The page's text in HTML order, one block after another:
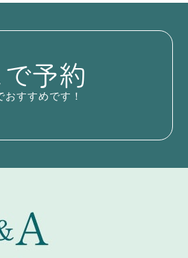
予約
すすめです！